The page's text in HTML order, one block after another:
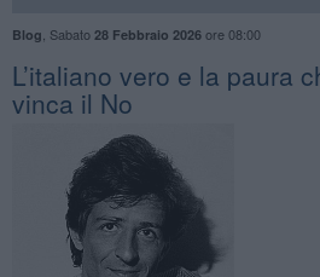
Blog Sabato 28 Febbraio 2026ore 08:00
L’italiano vero e la paura
vinca il No